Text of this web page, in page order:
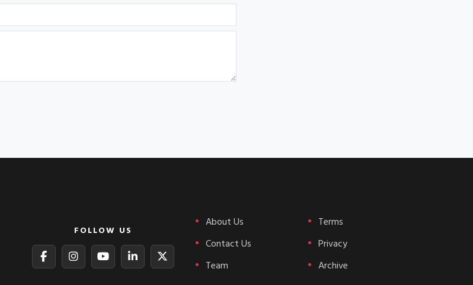
FOLLOW US
About Us
Contact Us
Team
Terms
Privacy
Archive